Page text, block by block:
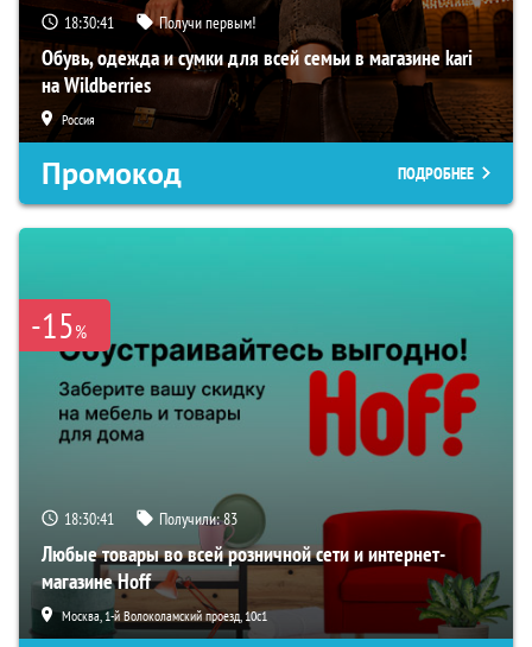
18:30:40 Получи первым!
Обувь, одежда и сумки для всей семьи в магазине kari
на Wildberries
Россия
Промокод ПОДРОБНЕЕ
-15%
18:30:40 Получили:83
Любые товары во всей розничной сети и интернет-
магазине Hoff
Москва, 1-й Волоколамский проезд, 10с1